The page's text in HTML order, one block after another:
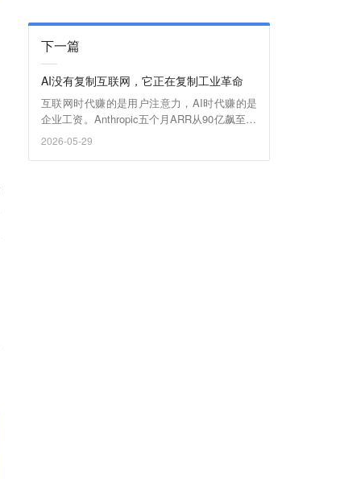
下一篇
AI没有复制互联网，它正在复制工业革命
互联网时代赚的是用户注意力，AI时代赚的是
企业工资。Anthropic五个月ARR从90亿飙至45
0亿，证明了并非AGI已到来，而是AI商业化正
2026-05-29